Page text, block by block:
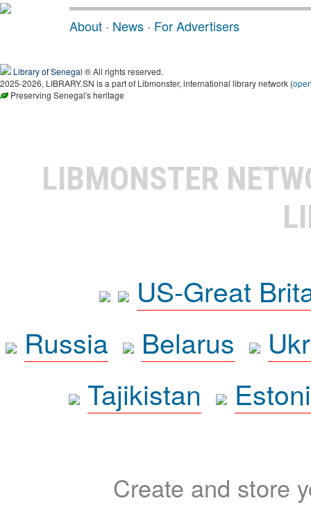
About · News · For Advertisers
Library of Senegal ® All rights reserved.
2025-2026, LIBRARY.SN is a part of Libmonster, international library network (
Preserving Senegal's heritage
LIBMONSTER
US-Great
Russia
Belarus
Tajikistan
Create and store